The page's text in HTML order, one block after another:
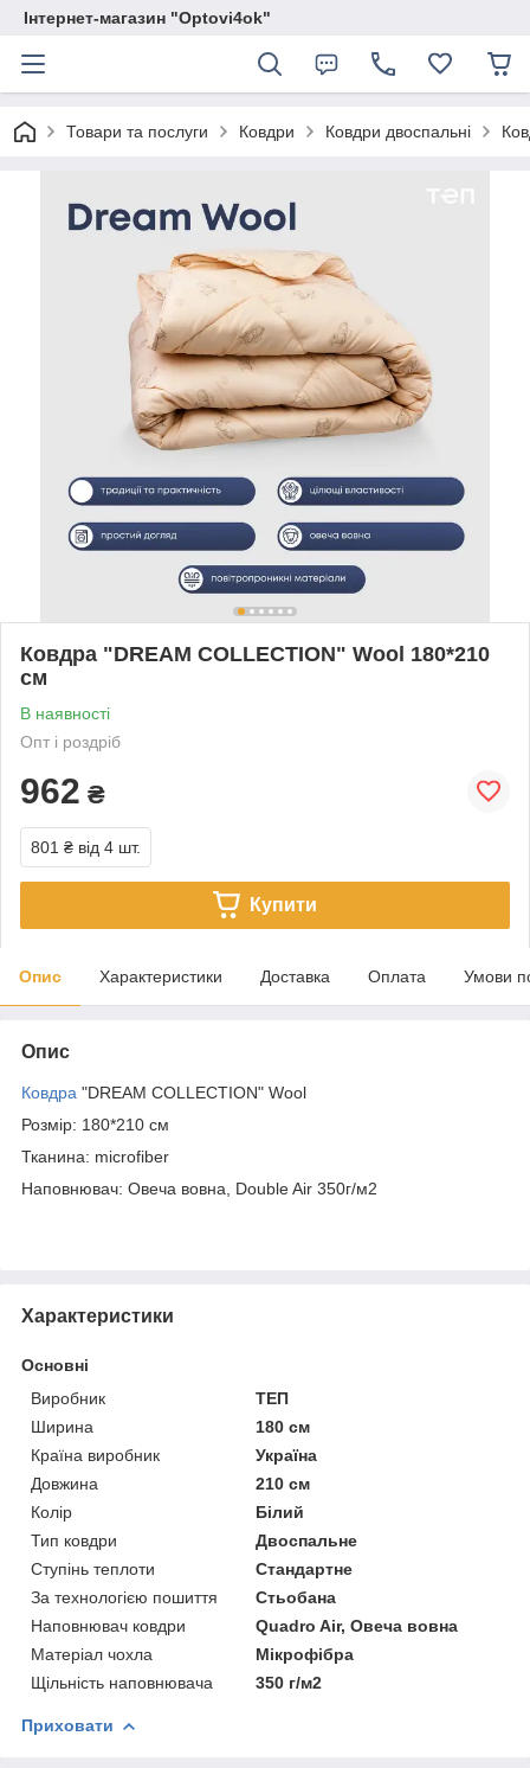
Інтернет-магазин "Optovi4ok"
Товари та послуги Ковдри Ковдри двоспальні
Ковдра "DREAM COLLECTION" Wool 180*210
см
В наявності
Опт і роздріб
962 ₴
801 ₴ від 4 шт.
Купити
Опис Характеристики Доставка Оплата Умови
Опис
Ковдра "DREAM COLLECTION" Wool
Розмір: 180*210 см
Тканина: microfiber
Наповнювач: Овеча вовна, Double Air 350г/м2
Характеристики
Основні
Виробник
ТЕП
Ширина
180 см
Країна виробник
Україна
Довжина
210 см
Колір
Білий
Тип ковдри
Двоспальне
Ступінь теплоти
Стандартне
За технологією пошиття
Стьобана
Наповнювач ковдри
Quadro Air, Овеча вовна
Матеріал чохла
Мікрофібра
Щільність наповнювача
350 г/м2
Приховати